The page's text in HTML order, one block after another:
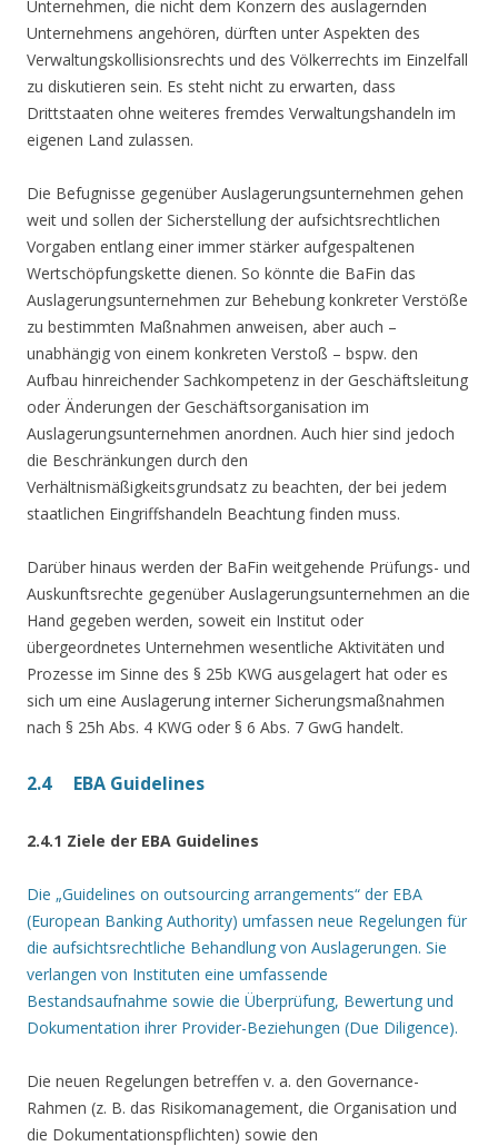
Unternehmen, die nicht dem Konzern des auslagernden
Unternehmens angehören, dürften unter Aspekten des
Verwaltungskollisionsrechts und des Völkerrechts im Einzelfall
zu diskutieren sein. Es steht nicht zu erwarten, dass
Drittstaaten ohne weiteres fremdes Verwaltungshandeln im
eigenen Land zulassen.
Die Befugnisse gegenüber Auslagerungsunternehmen gehen
weit und sollen der Sicherstellung der aufsichtsrechtlichen
Vorgaben entlang einer immer stärker aufgespaltenen
Wertschöpfungskette dienen. So könnte die BaFin das
Auslagerungsunternehmen zur Behebung konkreter Verstöße
zu bestimmten Maßnahmen anweisen, aber auch –
unabhängig von einem konkreten Verstoß – bspw. den
Aufbau hinreichender Sachkompetenz in der Geschäftsleitung
oder Änderungen der Geschäftsorganisation im
Auslagerungsunternehmen anordnen. Auch hier sind jedoch
die Beschränkungen durch den
Verhältnismäßigkeitsgrundsatz zu beachten, der bei jedem
staatlichen Eingriffshandeln Beachtung finden muss.
Darüber hinaus werden der BaFin weitgehende Prüfungs- und
Auskunftsrechte gegenüber Auslagerungsunternehmen an die
Hand gegeben werden, soweit ein Institut oder
übergeordnetes Unternehmen wesentliche Aktivitäten und
Prozesse im Sinne des § 25b KWG ausgelagert hat oder es
sich um eine Auslagerung interner Sicherungsmaßnahmen
nach § 25h Abs. 4 KWG oder § 6 Abs. 7 GwG handelt.
2.4 EBA Guidelines
2.4.1 Ziele der EBA Guidelines
Die „Guidelines on outsourcing arrangements“ der EBA
(European Banking Authority) umfassen neue Regelungen für
die aufsichtsrechtliche Behandlung von Auslagerungen. Sie
verlangen von Instituten eine umfassende
Bestandsaufnahme sowie die Überprüfung, Bewertung und
Dokumentation ihrer Provider-Beziehungen (Due Diligence).
Die neuen Regelungen betreffen v. a. den Governance-
Rahmen (z. B. das Risikomanagement, die Organisation und
die Dokumentationspflichten) sowie den